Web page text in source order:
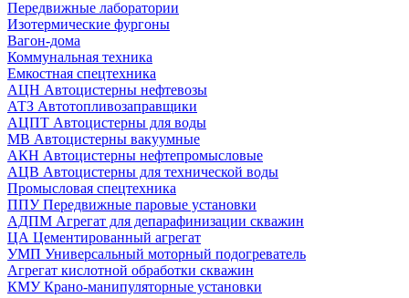
Передвижные лаборатории
Изотермические фургоны
Вагон-дома
Коммунальная техника
Емкостная спецтехника
АЦН Автоцистерны нефтевозы
АТЗ Автотопливозаправщики
АЦПТ Автоцистерны для воды
МВ Автоцистерны вакуумные
АКН Автоцистерны нефтепромысловые
АЦВ Автоцистерны для технической воды
Промысловая спецтехника
ППУ Передвижные паровые установки
АДПМ Агрегат для депарафинизации скважин
ЦА Цементированный агрегат
УМП Универсальный моторный подогреватель
Агрегат кислотной обработки скважин
КМУ Крано-манипуляторные установки